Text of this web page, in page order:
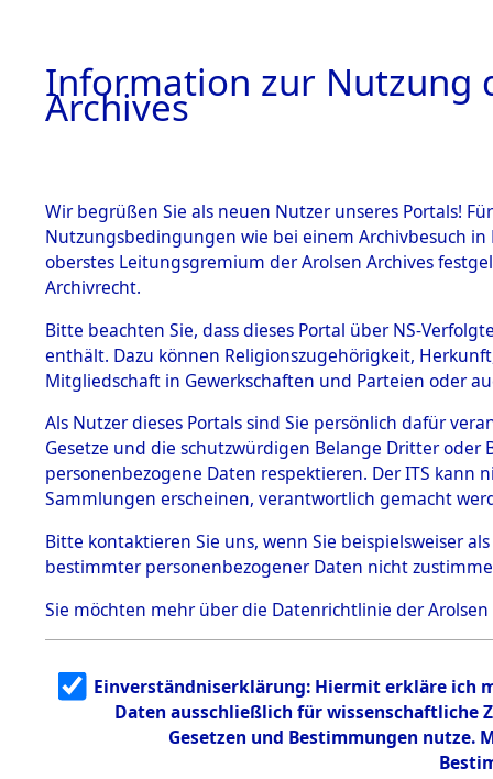
BESTÄNDE
1.
mente
5. Verschiedenes
5.3
Todesmärsche
5.3.1 Alliierte
Erhebungen
zu
Todesmärsch
en
5.3.2
g
5.3.3
Todesmärsch
Information zur Nutzung
Archives
Wir begrüßen Sie als neuen Nutzer unseres Portals!
Nutzungsbedingungen wie bei einem Archivbesuch
oberstes Leitungsgremium der Arolsen Archives
Archivrecht.
Bitte beachten Sie, dass dieses Portal über NS-
enthält. Dazu können Religionszugehörigkeit,
Mitgliedschaft in Gewerkschaften und Parteien oder
Als Nutzer dieses Portals sind Sie persönlich dafür
Gesetze und die schutzwürdigen Belange Dritter
personenbezogene Daten respektieren. Der ITS
Sammlungen erscheinen, verantwortlich gemacht
Bitte kontaktieren Sie uns, wenn Sie beispielsweiser
bestimmter personenbezogener Daten nicht
Sie möchten mehr über die Datenrichtlinie der Arolsen
Einverständniserklärung: Hiermit erkläre ich
Daten ausschließlich für wissenschaftliche
Gesetzen und Bestimmungen nutze.